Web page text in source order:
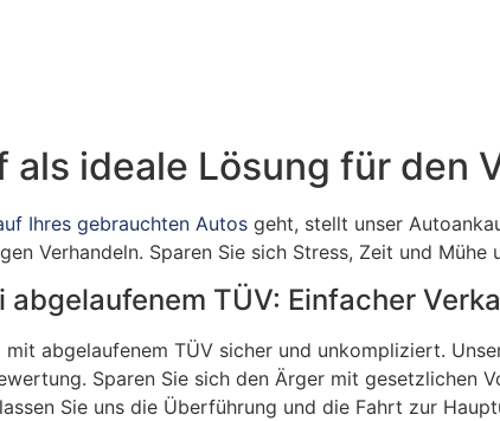
als ideale Lösung für den
Ihres gebrauchten Autos geht, stellt unser
Verhandeln. Sparen Sie sich Stress, Zeit und
abgelaufenem TÜV: Einfacher
mit abgelaufenem TÜV sicher und unkompliziert.
Sparen Sie sich den Ärger mit gesetzlichen
Sie uns die Überführung und die Fahrt zur